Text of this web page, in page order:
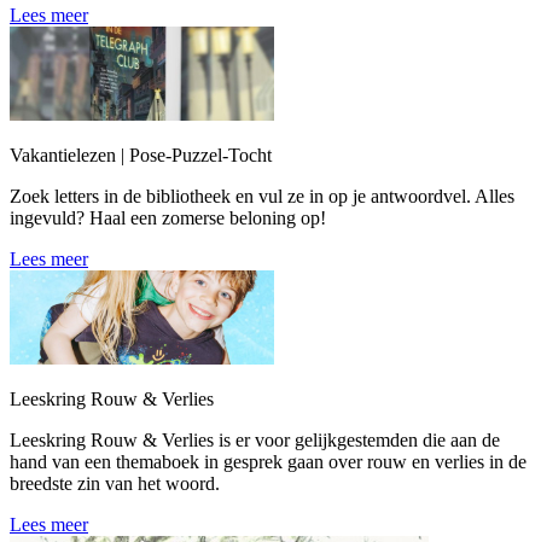
Lees meer
Vakantielezen | Pose-Puzzel-Tocht
Zoek letters in de bibliotheek en vul ze in op je antwoordvel. Alles
ingevuld? Haal een zomerse beloning op!
Lees meer
Leeskring Rouw & Verlies
Leeskring Rouw & Verlies is er voor gelijkgestemden die aan de
hand van een themaboek in gesprek gaan over rouw en verlies in de
breedste zin van het woord.
Lees meer